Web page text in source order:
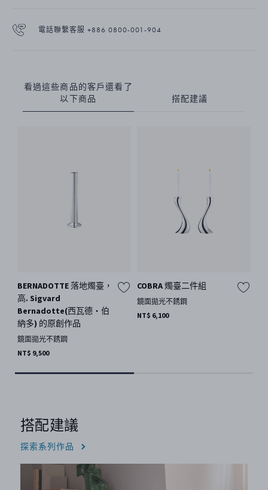
電話聯繫客服 +886 0800-001-904
看過這些商品的客戶還看了
以下商品
搭配建議
BERNADOTTE 落地燭臺，
高. Sigvard
Bernadotte(西瓦德・伯
納多) 的原創作品
鏡面拋光不銹鋼
NT$ 9,500
COBRA 燭臺二件組
鏡面拋光不銹鋼
NT$ 6,100
搭配建議
探索系列作品